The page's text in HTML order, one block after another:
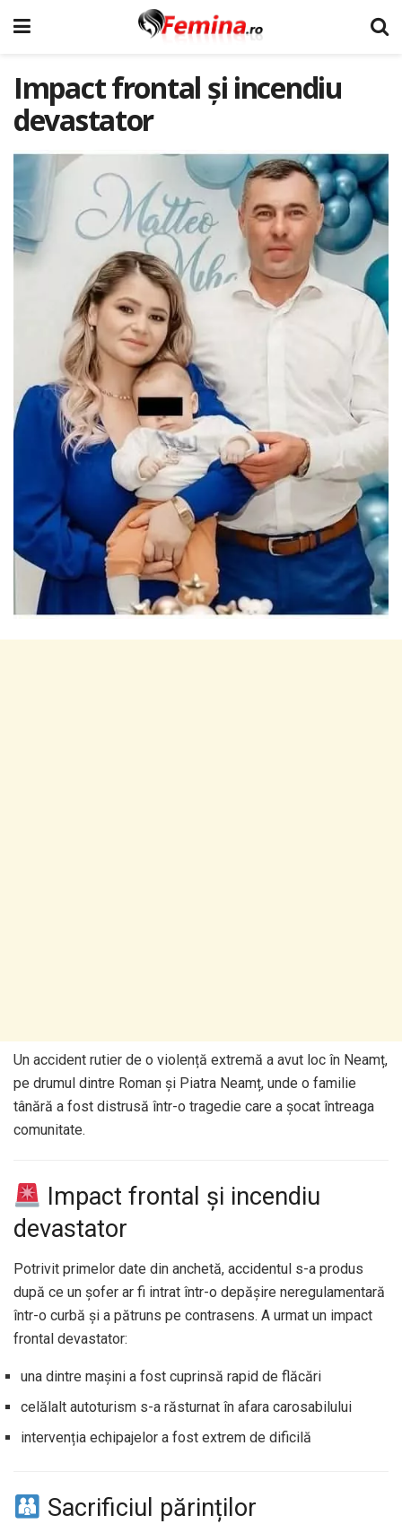
Impact frontal și incendiu
devastator
Un accident rutier de o violență extremă a avut loc în Neamț,
pe drumul dintre Roman și Piatra Neamț, unde o familie
tânără a fost distrusă într-o tragedie care a șocat întreaga
comunitate.
Impact frontal și incendiu
devastator
Potrivit primelor date din anchetă, accidentul s-a produs
după ce un șofer ar fi intrat într-o depășire neregulamentară
într-o curbă și a pătruns pe contrasens. A urmat un impact
frontal devastator:
una dintre mașini a fost cuprinsă rapid de flăcări
celălalt autoturism s-a răsturnat în afara carosabilului
intervenția echipajelor a fost extrem de dificilă
Sacrificiul părinților